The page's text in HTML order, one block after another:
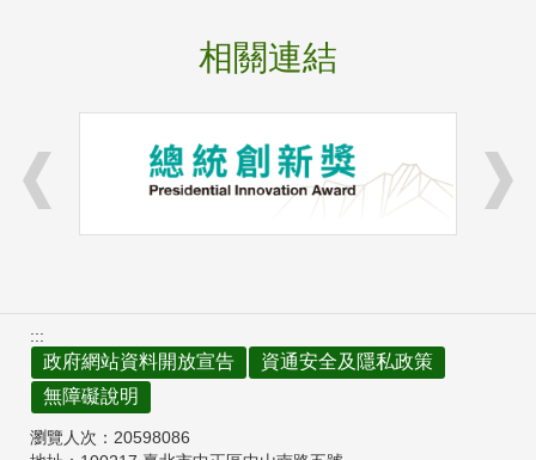
相關連結
:::
政府網站資料開放宣告
資通安全及隱私政策
無障礙說明
瀏覽人次： 20598086